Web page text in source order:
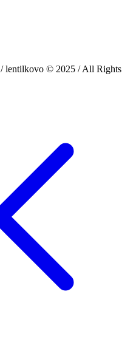
/ lentilkovo © 2025 / All Rights